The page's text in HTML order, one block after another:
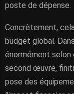
poste de dépense.
Concrètement,
budget global.
énormément
second œuvre,
pose des